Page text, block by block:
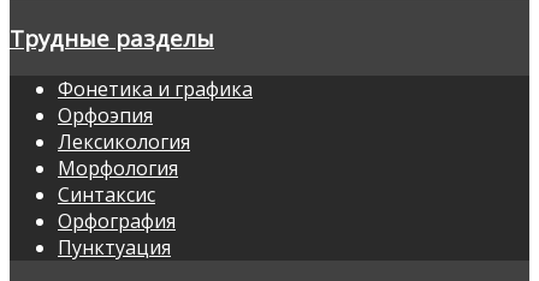
Трудные разделы
Фонетика и графика
Орфоэпия
Лексикология
Морфология
Синтаксис
Орфография
Пунктуация